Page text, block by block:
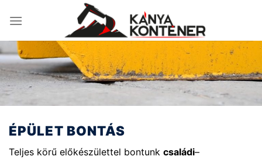
ÉPÜLET BONTÁS
Teljes körű előkészülettel bontunk családi–